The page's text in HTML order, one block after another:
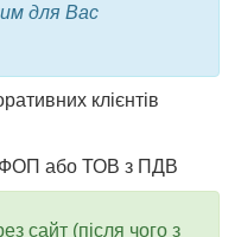
для Вас
клієнтів
ФОП або ТОВ з ПДВ
сайт (після чого з